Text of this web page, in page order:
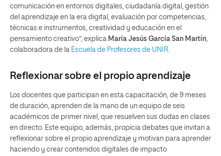
comunicación en entornos digitales, ciudadanía digital, gestión
del aprendizaje en la era digital, evaluación por competencias,
técnicas e instrumentos, creatividad y educación en el
pensamiento creativo”, explica María Jesús García San Martín
colaboradora de la Escuela de Profesores de UNIR
Reflexionar sobre el propio aprendizaje
Los docentes que participan en esta capacitación, de 9 meses
de duración, aprenden de la mano de un equipo de seis
académicos de primer nivel, que resuelven sus dudas en clases
en directo. Este equipo, además, propicia debates que invitan a
reflexionar sobre el propio aprendizaje y motivan para aprender
haciendo y crear contenidos digitales de impacto